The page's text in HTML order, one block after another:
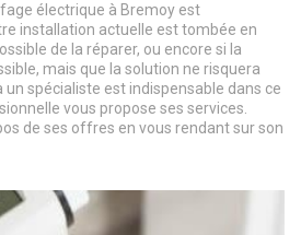
électrique à Bremoy est
installation actuelle est tombée en
de la réparer, ou encore si la
mais que la solution ne risquera
un spécialiste est indispensable dans ce
vous propose ses services.
de ses offres en vous rendant sur son